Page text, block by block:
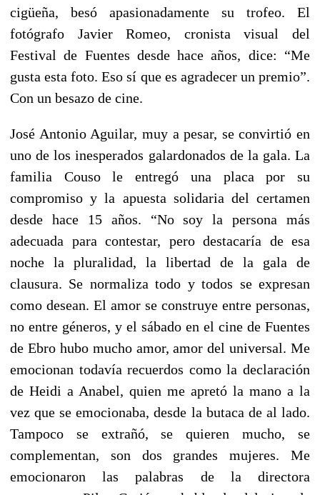
cigüeña, besó apasionadamente su trofeo. El
fotógrafo Javier Romeo, cronista visual del
Festival de Fuentes desde hace años, dice: “Me
gusta esta foto. Eso sí que es agradecer un premio”.
Con un besazo de cine.
José Antonio Aguilar, muy a pesar, se convirtió en
uno de los inesperados galardonados de la gala. La
familia Couso le entregó una placa por su
compromiso y la apuesta solidaria del certamen
desde hace 15 años. “No soy la persona más
adecuada para contestar, pero destacaría de esa
noche la pluralidad, la libertad de la gala de
clausura. Se normaliza todo y todos se expresan
como desean. El amor se construye entre personas,
no entre géneros, y el sábado en el cine de Fuentes
de Ebro hubo mucho amor, amor del universal. Me
emocionan todavía recuerdos como la declaración
de Heidi a Anabel, quien me apretó la mano a la
vez que se emocionaba, desde la butaca de al lado.
Tampoco se extrañó, se quieren mucho, se
complementan, son dos grandes mujeres. Me
emocionaron las palabras de la directora